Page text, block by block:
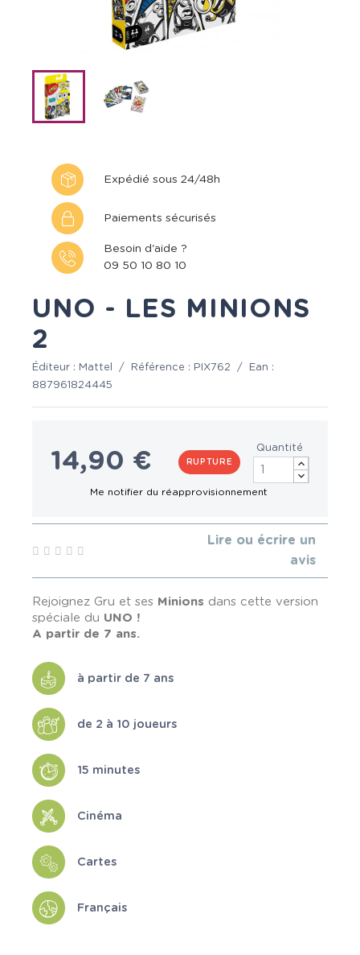
Expédié sous 24/48h
Paiements sécurisés
Besoin d'aide ?
09 50 10 80 10
UNO - LES MINIONS
2
Éditeur : Mattel / Référence : PIX762 /
Ean :
887961824445
14,90 € RUPTURE
Quantité
Lire ou écrire un
avis
Rejoignez Gru et ses Minions dans cette version
spéciale du UNO !
A partir de 7 ans.
à partir de 7 ans
de 2 à 10 joueurs
15 minutes
Cinéma
Cartes
Français